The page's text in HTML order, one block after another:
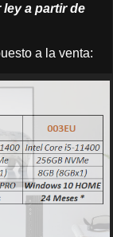
ley a partir de
a la venta: